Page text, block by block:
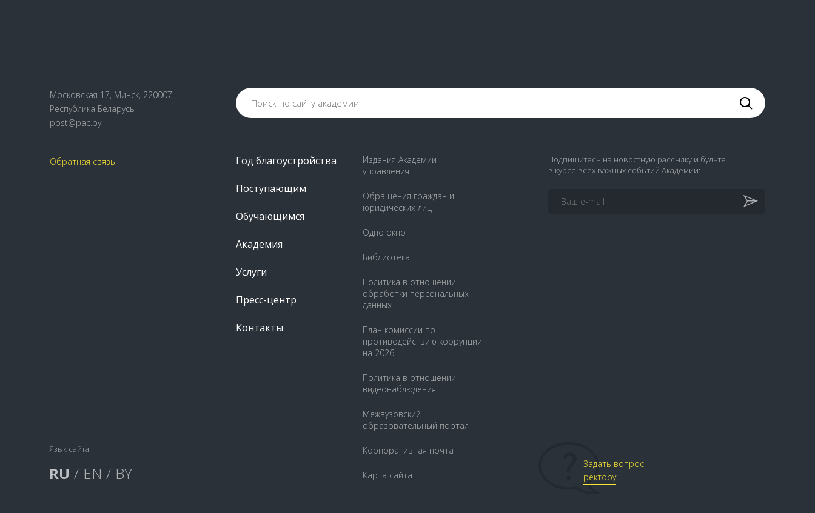
Московская 17, Минск, 220007,
Республика Беларусь
post@pac.by
Обратная связь Год благоустройства
Поступающим
Обучающимся
Академия
Услуги
Пресс-центр
Контакты
Издания Академии
управления
Обращения граждан и
юридических лиц
Одно окно
Библиотека
Политика в отношении
обработки персональных
данных
План комиссии по
противодействию коррупции
на 2026
Политика в отношении
видеонаблюдения
Межвузовский
образовательный портал
Корпоративная почта
Карта сайта
Подпишитесь на новостную рассылку и будьте
в курсе всех важных событий Академии:
Язык сайта:
RU / EN / BY
Задать вопрос
ректору